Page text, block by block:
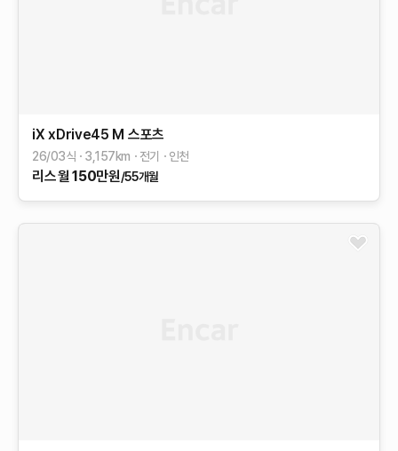
iX xDrive45 M 스포츠
26/03식 3,157km 전기 인천
리스월 150만원/55개월